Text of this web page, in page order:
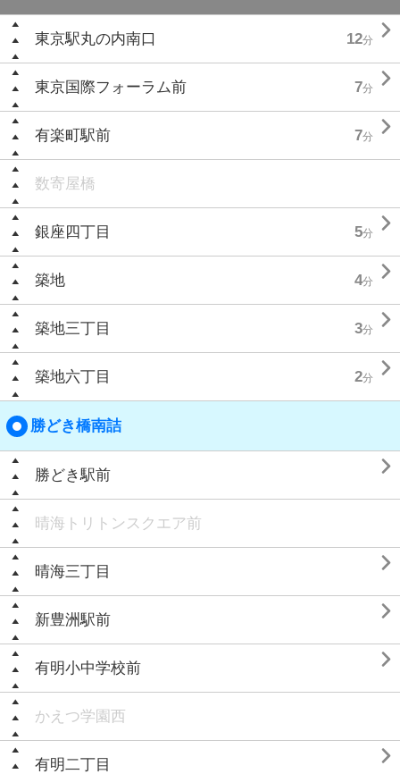
東京駅丸の内南口 12分 
東京国際フォーラム前 7分 
有楽町駅前 7分 
数寄屋橋
銀座四丁目 5分 
築地 4分 
築地三丁目 3分 
築地六丁目 2分 
勝どき橋南詰
勝どき駅前 
晴海トリトンスクエア前
晴海三丁目 
新豊洲駅前 
有明小中学校前 
かえつ学園西
有明二丁目 